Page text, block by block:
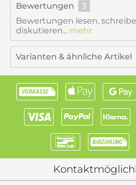
Bewertungen
3
Bewertungen lesen,
diskutieren... mehr
Varianten & ähnliche Artikel